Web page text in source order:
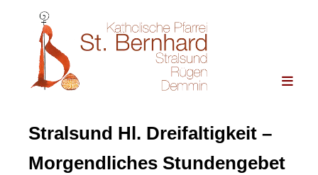
Stralsund Hl. Dreifaltigkeit –
Morgendliches Stundengebet